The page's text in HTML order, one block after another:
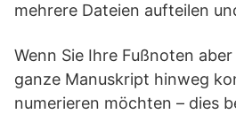
mehrere Dateien aufteilen
Wenn Sie Ihre Fußnoten
ganze Manuskript hinweg
numerieren möchten – dies